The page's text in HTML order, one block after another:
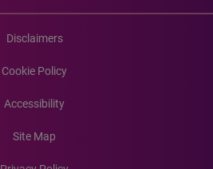
Disclaimers
Cookie Policy
Accessibility
Site Map